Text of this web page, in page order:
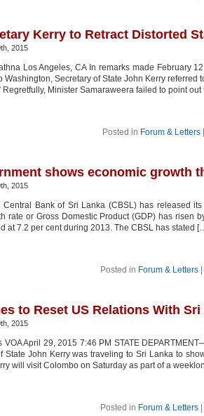
Kerry to Retract Distorted
2015
Los Angeles, CA In remarks made February
Washington, Secretary of State John Kerry referred
Regretfully, Minister Samaraweera failed to point
Posted in Forum & Letters|
shows economic growth
2015
Central Bank of Sri Lanka (CBSL) has released
rate or Gross Domestic Product (GDP) has risen
at 7.2 per cent during 2013. The CBSL has stated
Posted in Forum & Letters|
to Reset US Relations With Sri
2015
VOA April 29, 2015 7:46 PM STATE
State John Kerry was traveling to Sri Lanka to
will visit Colombo on Saturday as part of a
Posted in Forum & Letters|